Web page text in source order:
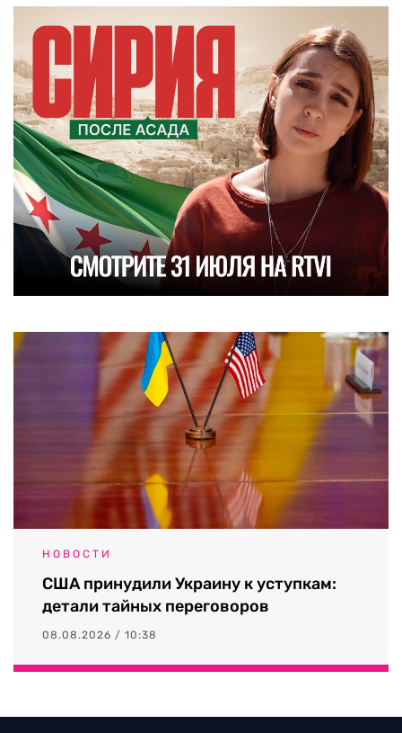
НОВОСТИ
США принудили Украину к уступкам:
детали тайных переговоров
08.08.2026 / 10:38